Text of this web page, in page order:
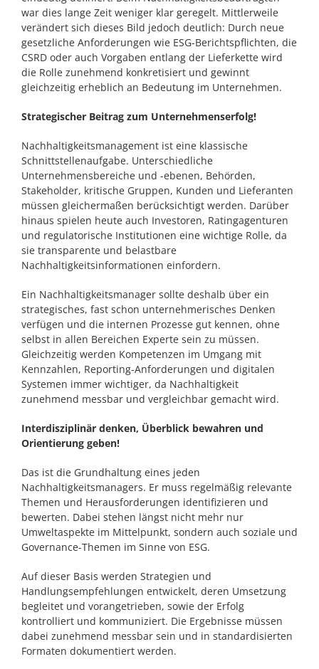
war dies lange Zeit weniger klar geregelt. Mittlerweile
verändert sich dieses Bild jedoch deutlich: Durch neue
gesetzliche Anforderungen wie ESG-Berichtspflichten, die
CSRD oder auch Vorgaben entlang der Lieferkette wird
die Rolle zunehmend konkretisiert und gewinnt
gleichzeitig erheblich an Bedeutung im Unternehmen.
Strategischer Beitrag zum Unternehmenserfolg!
Nachhaltigkeitsmanagement ist eine klassische
Schnittstellenaufgabe. Unterschiedliche
Unternehmensbereiche und -ebenen, Behörden,
Stakeholder, kritische Gruppen, Kunden und Lieferanten
müssen gleichermaßen berücksichtigt werden. Darüber
hinaus spielen heute auch Investoren, Ratingagenturen
und regulatorische Institutionen eine wichtige Rolle, da
sie transparente und belastbare
Nachhaltigkeitsinformationen einfordern.
Ein Nachhaltigkeitsmanager sollte deshalb über ein
strategisches, fast schon unternehmerisches Denken
verfügen und die internen Prozesse gut kennen, ohne
selbst in allen Bereichen Experte sein zu müssen.
Gleichzeitig werden Kompetenzen im Umgang mit
Kennzahlen, Reporting-Anforderungen und digitalen
Systemen immer wichtiger, da Nachhaltigkeit
zunehmend messbar und vergleichbar gemacht wird.
Interdisziplinär denken, Überblick bewahren und
Orientierung geben!
Das ist die Grundhaltung eines jeden
Nachhaltigkeitsmanagers. Er muss regelmäßig relevante
Themen und Herausforderungen identifizieren und
bewerten. Dabei stehen längst nicht mehr nur
Umweltaspekte im Mittelpunkt, sondern auch soziale und
Governance-Themen im Sinne von ESG.
Auf dieser Basis werden Strategien und
Handlungsempfehlungen entwickelt, deren Umsetzung
begleitet und vorangetrieben, sowie der Erfolg
kontrolliert und kommuniziert. Die Ergebnisse müssen
dabei zunehmend messbar sein und in standardisierten
Formaten dokumentiert werden.